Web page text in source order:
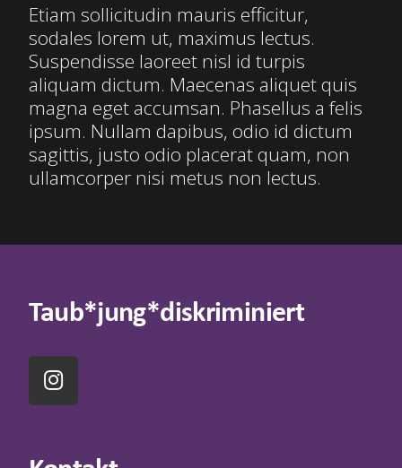
Etiam sollicitudin mauris efficitur,
sodales lorem ut, maximus lectus.
Suspendisse laoreet nisl id turpis
aliquam dictum. Maecenas aliquet quis
magna eget accumsan. Phasellus a felis
ipsum. Nullam dapibus, odio id dictum
sagittis, justo odio placerat quam, non
ullamcorper nisi metus non lectus.
Taub*jung*diskriminiert